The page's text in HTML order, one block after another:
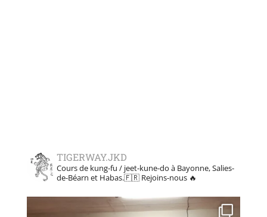
TIGERWAY.JKD
Cours de kung-fu / jeet-kune-do à Bayonne, Salies-
de-Béarn et Habas.🇫🇷 Rejoins-nous 🔥